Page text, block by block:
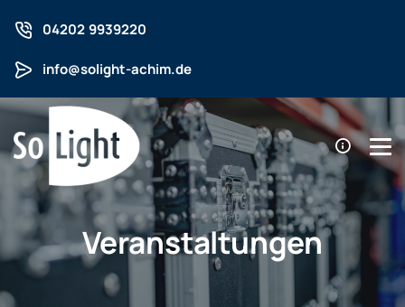
04202 9939220
info@solight-achim.de
Veranstaltungen